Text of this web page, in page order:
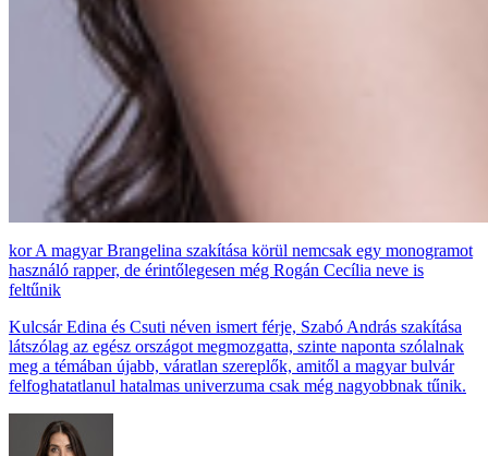
A magyar Brangelina szakítása körül nemcsak egy monogramot
használó rapper, de érintőlegesen még Rogán Cecília neve is
feltűnik
Kulcsár Edina és Csuti néven ismert férje, Szabó András szakítása
látszólag az egész országot megmozgatta, szinte naponta szólalnak
meg a témában újabb, váratlan szereplők, amitől a magyar bulvár
felfoghatatlanul hatalmas univerzuma csak még nagyobbnak tűnik.